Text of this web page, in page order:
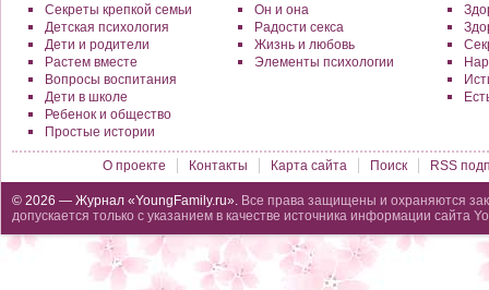
Секреты крепкой семьи
Детская психология
Дети и родители
Растем вместе
Вопросы воспитания
Дети в школе
Ребенок и общество
Простые истории
Он и она
Радости секса
Жизнь и любовь
Элементы психологии
О проекте Контакты Карта сайта Поиск RSS
© 2026 — Журнал «YoungFamily.ru». Все права защищены и охраняются
допускается только с указанием в качестве источника информации сайта